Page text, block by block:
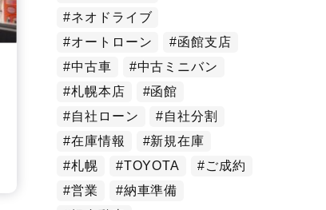
ネオドライブ
オートローン
函館支店
中古車
中古ミニバン
札幌本店
函館
自社ローン
自社分割
在庫情報
新規在庫
札幌
TOYOTA
ご成約
営業
納車準備